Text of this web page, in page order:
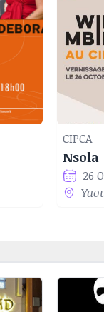
CIPCA
Nsola
26